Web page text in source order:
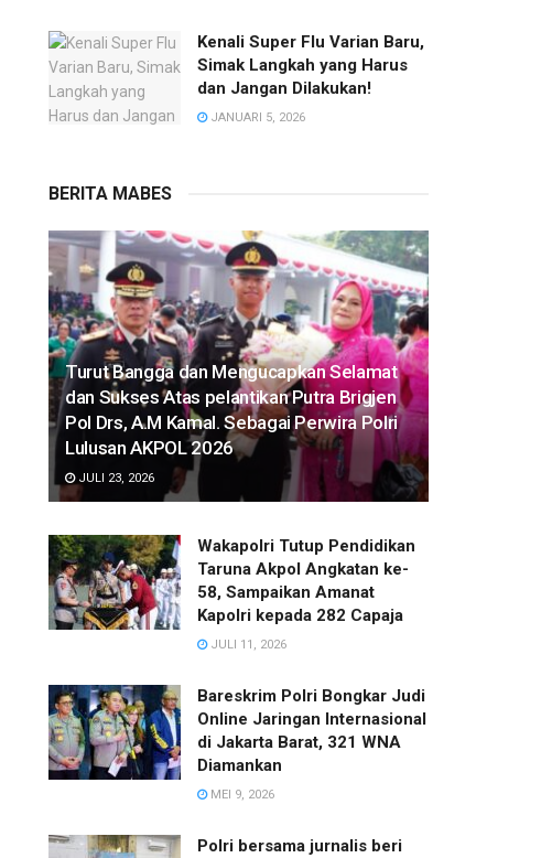
Kenali Super Flu Varian Baru,
Simak Langkah yang Harus
dan Jangan Dilakukan!
JANUARI 5, 2026
BERITA MABES
Turut Bangga dan Mengucapkan Selamat
dan Sukses Atas pelantikan Putra Brigjen
Pol Drs, A.M Kamal. Sebagai Perwira Polri
Lulusan AKPOL 2026
JULI 23, 2026
Wakapolri Tutup Pendidikan
Taruna Akpol Angkatan ke-
58, Sampaikan Amanat
Kapolri kepada 282 Capaja
JULI 11, 2026
Bareskrim Polri Bongkar Judi
Online Jaringan Internasional
di Jakarta Barat, 321 WNA
Diamankan
MEI 9, 2026
Polri bersama jurnalis beri